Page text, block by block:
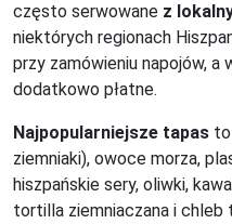
często serwowane z
niektórych regionach
przy zamówieniu napojów, a
dodatkowo płatne.
Najpopularniejsze tapas
ziemniaki), owoce morza,
hiszpańskie sery, oliwki,
tortilla ziemniaczana i chleb